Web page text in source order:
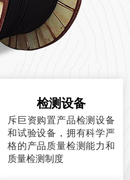
检测设备
斥巨资购置产品检测设备
和试验设备，拥有科学严
格的产品质量检测能力和
质量检测制度